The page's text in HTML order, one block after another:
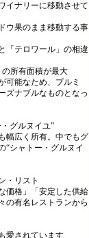
イナリーに移動させて
果のまま移動する事
「テロワール」の相違
所有面積が最大
可能なため、プルミ
ズナブルなものとなっ
グルヌイユ”
幅広く所有。中でもグ
“シャトー・グルヌイ
・リスト
価格」「安定した供給
の有名レストランから
愛されています